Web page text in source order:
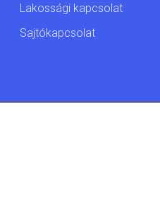
Lakossági kapcsolat
Sajtókapcsolat